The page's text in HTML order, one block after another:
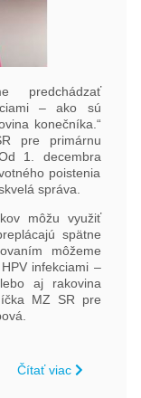
predchádzať
– ako sú
konečníka.“
pre primárnu
1. decembra
poistenia
správa.
môžu využiť
spätne
môžeme
infekciami –
aj rakovina
MZ SR pre
Čítať viac